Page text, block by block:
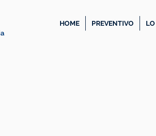
HOME PREVENTIVO